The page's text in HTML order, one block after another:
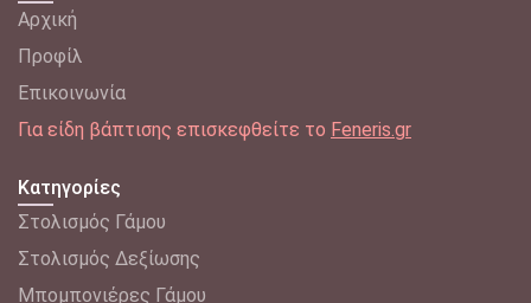
Αρχική
Προφίλ
Επικοινωνία
Για είδη βάπτισης επισκεφθείτε το Feneris.gr
Κατηγορίες
Στολισμός Γάμου
Στολισμός Δεξίωσης
Μπομπονιέρες Γάμου